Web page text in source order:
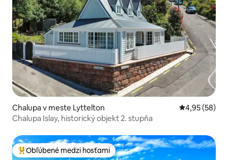
Chalupa v meste Lyttelton Priemerné
4,95 (58)
Chalupa Islay, historický objekt 2. stupňa
Najobľúbenejšie medzi hosťami
Obľúbené medzi hosťami